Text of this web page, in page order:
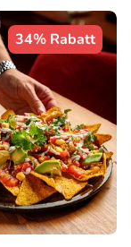
34% Rabatt